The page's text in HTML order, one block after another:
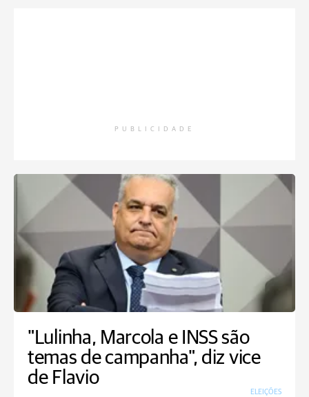
PUBLICIDADE
"Lulinha, Marcola e INSS são
temas de campanha", diz vice
de Flavio
ELEIÇÕES